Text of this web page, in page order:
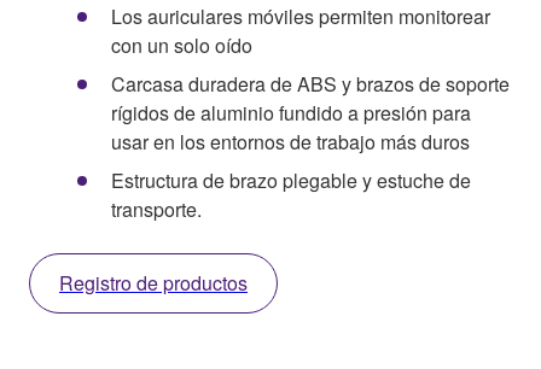
Los auriculares móviles permiten monitorear
con un solo oído
Carcasa duradera de ABS y brazos de soporte
rígidos de aluminio fundido a presión para
usar en los entornos de trabajo más duros
Estructura de brazo plegable y estuche de
transporte.
Registro de productos